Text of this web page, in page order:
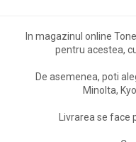
In magazinul online
pentru acestea,
De asemenea, poti
Minolta,
Livrarea se face